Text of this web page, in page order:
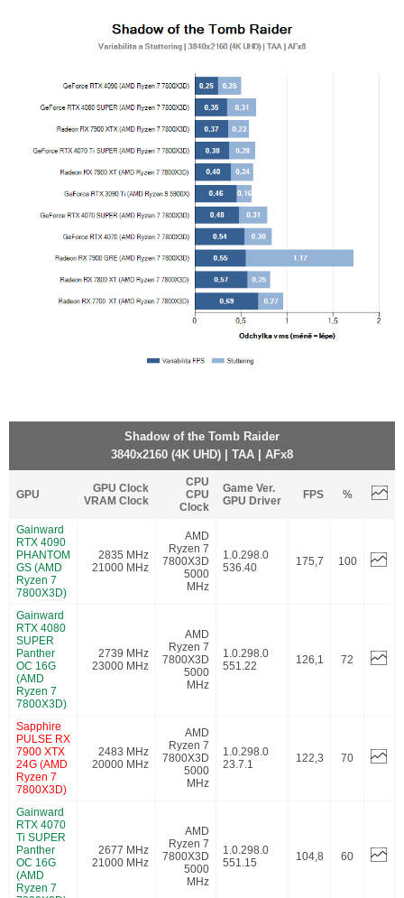
Shadow of the Tomb Raider
3840x2160 (4K UHD) | TAA | AFx8
GPU
GPU Clock
VRAM Clock
CPU
CPU
Clock
Game Ver.
GPU Driver
FPS %
Gainward
RTX 4090
PHANTOM
GS (AMD
Ryzen 7
7800X3D)
2835 MHz
21000 MHz
AMD
Ryzen 7
7800X3D
5000
MHz
1.0.298.0
536.40
175,7 100
Gainward
RTX 4080
SUPER
Panther
OC 16G
(AMD
Ryzen 7
7800X3D)
2739 MHz
23000 MHz
AMD
Ryzen 7
7800X3D
5000
MHz
1.0.298.0
551.22
126,1 72
Sapphire
PULSE RX
7900 XTX
24G (AMD
Ryzen 7
7800X3D)
2483 MHz
20000 MHz
AMD
Ryzen 7
7800X3D
5000
MHz
1.0.298.0
23.7.1
122,3 70
Gainward
RTX 4070
Ti SUPER
Panther
OC 16G
(AMD
Ryzen 7
2677 MHz
21000 MHz
AMD
Ryzen 7
7800X3D
5000
MHz
1.0.298.0
551.15
104,8 60